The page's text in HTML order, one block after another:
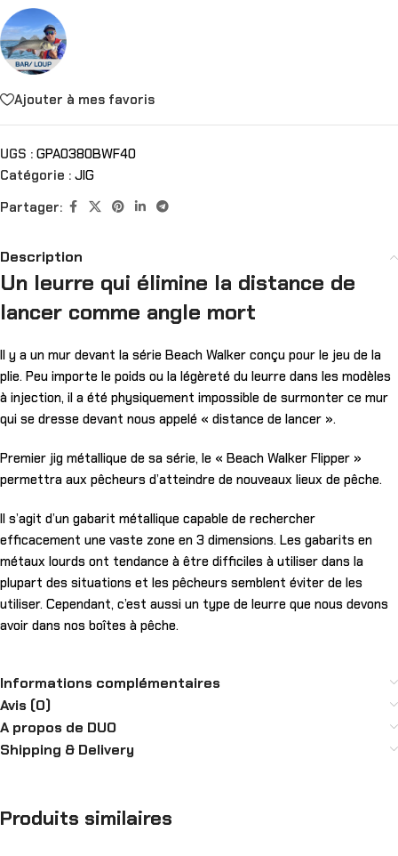
Ajouter à mes favoris
UGS : GPA0380BWF40
Catégorie : JIG
Partager:
Description
Un leurre qui élimine la distance de
lancer comme angle mort
Il y a un mur devant la série Beach Walker conçu pour le jeu de la
plie. Peu importe le poids ou la légèreté du leurre dans les modèles
à injection, il a été physiquement impossible de surmonter ce mur
qui se dresse devant nous appelé « distance de lancer ».
Premier jig métallique de sa série, le « Beach Walker Flipper »
permettra aux pêcheurs d’atteindre de nouveaux lieux de pêche.
Il s’agit d’un gabarit métallique capable de rechercher
efficacement une vaste zone en 3 dimensions. Les gabarits en
métaux lourds ont tendance à être difficiles à utiliser dans la
plupart des situations et les pêcheurs semblent éviter de les
utiliser. Cependant, c’est aussi un type de leurre que nous devons
avoir dans nos boîtes à pêche.
Informations complémentaires
Avis (0)
A propos de DUO
Shipping & Delivery
Produits similaires